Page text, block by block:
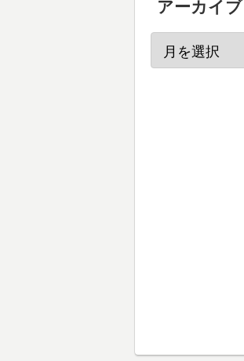
アーカイブ